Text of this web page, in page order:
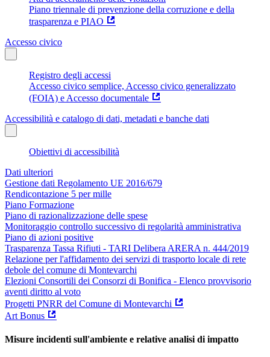
Piano triennale di prevenzione della corruzione e della
trasparenza e PIAO
Accesso civico
Registro degli accessi
Accesso civico semplice, Accesso civico generalizzato
(FOIA) e Accesso documentale
Accessibilità e catalogo di dati, metadati e banche dati
Obiettivi di accessibilità
Dati ulteriori
Gestione dati Regolamento UE 2016/679
Rendicontazione 5 per mille
Piano Formazione
Piano di razionalizzazione delle spese
Monitoraggio controllo successivo di regolarità amministrativa
Piano di azioni positive
Trasparenza Tassa Rifiuti - TARI Delibera ARERA n. 444/2019
Relazione per l'affidamento dei servizi di trasporto locale di rete
debole del comune di Montevarchi
Elezioni Consortili dei Consorzi di Bonifica - Elenco provvisorio
aventi diritto al voto
Progetti PNRR del Comune di Montevarchi
Art Bonus
Misure incidenti sull'ambiente e relative analisi di impatto